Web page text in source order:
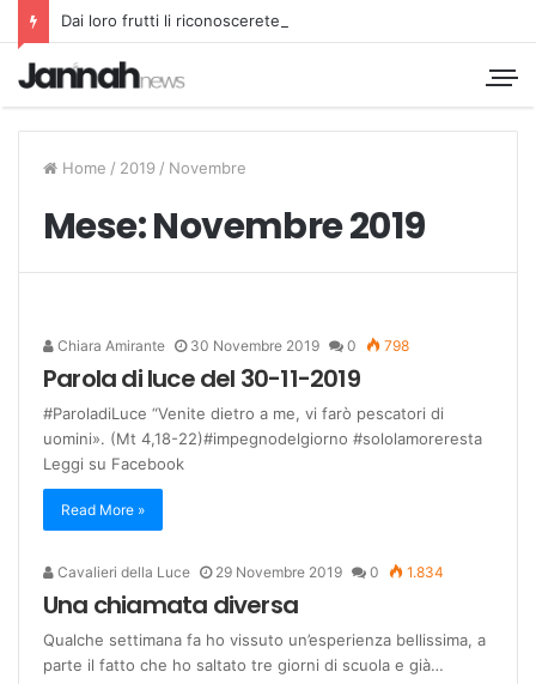
Dai loro frutti li riconoscerete
Home / 2019 / Novembre
Mese:Novembre 2019
Chiara Amirante 30 Novembre 2019 0 798
Parola di luce del 30-11-2019
#ParoladiLuce “Venite dietro a me, vi farò pescatori di
uomini». (Mt 4,18-22)#impegnodelgiorno #sololamoreresta
Leggi su Facebook
Read More »
Cavalieri della Luce 29 Novembre 2019 0 1.834
Una chiamata diversa
Qualche settimana fa ho vissuto un’esperienza bellissima, a
parte il fatto che ho saltato tre giorni di scuola e già…